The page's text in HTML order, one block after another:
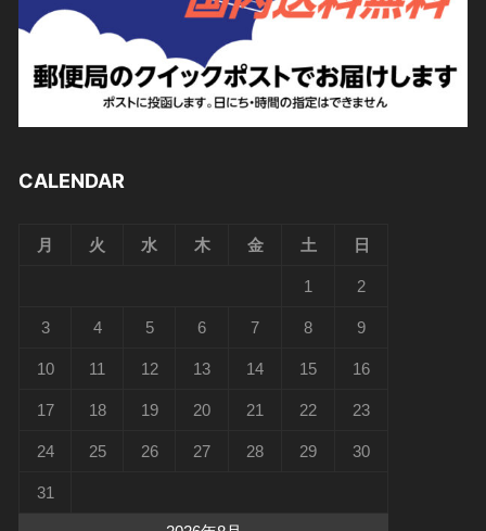
CALENDAR
月 火 水 木 金 土 日
1 2
3 4 5 6 7 8 9
10 11 12 13 14 15 16
17 18 19 20 21 22 23
24 25 26 27 28 29 30
31